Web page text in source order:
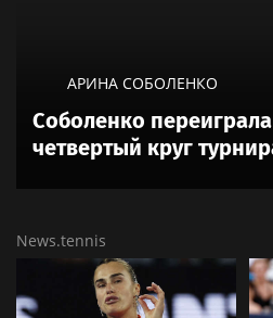
АРИНА СОБОЛЕНКО
Соболенко
четвертый круг
News.tennis